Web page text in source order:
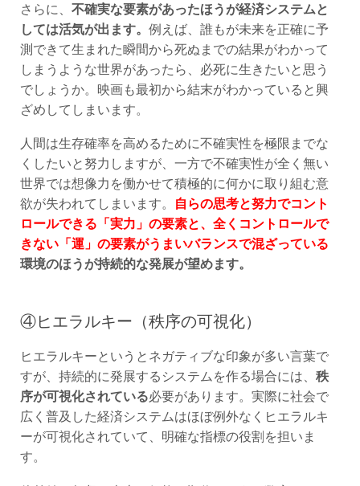
さらに、 不確実な要素があったほうが経済システムと
しては活気が出ます。 例えば、誰もが未来を正確に予
測できて生まれた瞬間から死ぬまでの結果がわかって
しまうような世界があったら、必死に生きたいと思う
でしょうか。映画も最初から結末がわかっていると興
ざめしてしまいます。
人間は生存確率を高めるために不確実性を極限までな
くしたいと努力しますが、一方で不確実性が全く無い
世界では想像力を働かせて積極的に何かに取り組む意
欲が失われてしまいます。
自らの思考と努力でコント
ロールできる「実力」の要素と、全くコントロールで
きない「運」の要素がうまいバランスで混ざっている
環境のほうが持続的な発展が望めます。
④ヒエラルキー（秩序の可視化）
ヒエラルキーというとネガティブな印象が多い言葉で
すが、持続的に発展するシステムを作る場合には、 秩
序が可視化されている 必要があります。実際に社会で
広く普及した経済システムはほぼ例外なくヒエラルキ
ーが可視化されていて、明確な指標の役割を担いま
す。